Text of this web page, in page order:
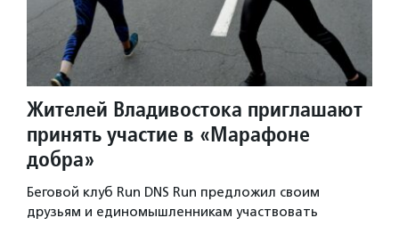
Жителей Владивостока приглашают
принять участие в «Марафоне
добра»
Беговой клуб Run DNS Run предложил своим
друзьям и единомышленникам участвовать